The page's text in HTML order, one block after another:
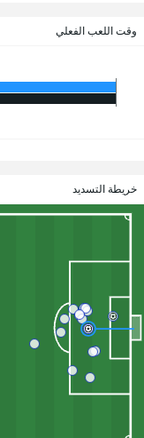
وقت اللعب الفعلي
خريطة التسديد